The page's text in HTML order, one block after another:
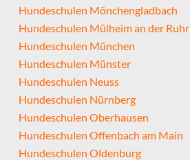
Hundeschulen Mönchengladbach
Hundeschulen Mülheim an der Ruhr
Hundeschulen München
Hundeschulen Münster
Hundeschulen Neuss
Hundeschulen Nürnberg
Hundeschulen Oberhausen
Hundeschulen Offenbach am Main
Hundeschulen Oldenburg